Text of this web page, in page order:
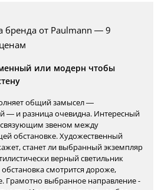
бренда от Paulmann — 9
или модерн чтобы
общий замысел —
— и разница очевидна. Интересный
связующим звеном между
обстановке. Художественный
станет ли выбранный экземпляр
верный светильник
смотрится дороже,
Грамотно выбранное направление -